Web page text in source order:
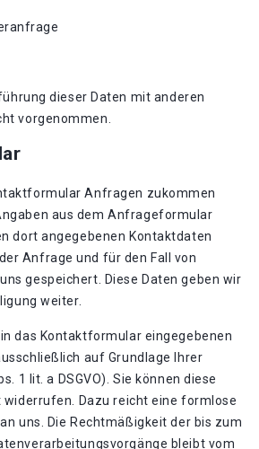
dieser Daten mit anderen
vorgenommen.
Anfragen zukommen
aus dem Anfrageformular
dort angegebenen Kontaktdaten
Anfrage und für den Fall von
gespeichert. Diese Daten geben wir
weiter.
das Kontaktformular eingegebenen
auf Grundlage Ihrer
1 lit. a DSGVO). Sie können diese
widerrufen. Dazu reicht eine formlose
uns. Die Rechtmäßigkeit der bis zum
bleibt vom